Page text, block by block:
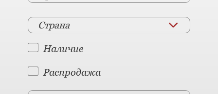
Страна
Наличие
Распродажа